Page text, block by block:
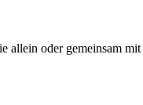
allein oder gemeinsam